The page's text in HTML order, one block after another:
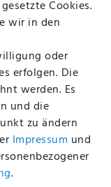
Cookies.
wir in den
oder
erfolgen. Die
werden. Es
und die
zu ändern
Impressum und
.